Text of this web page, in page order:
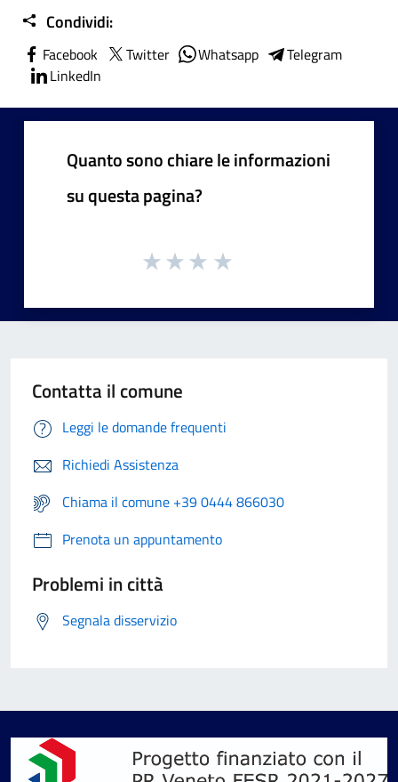
Condividi:
Facebook Twitter Whatsapp
Telegram
LinkedIn
Quanto sono chiare le informazioni
su questa pagina?
Contatta il comune
Leggi le domande frequenti
Richiedi Assistenza
Chiama il comune +39 0444 866030
Prenota un appuntamento
Problemi in città
Segnala disservizio